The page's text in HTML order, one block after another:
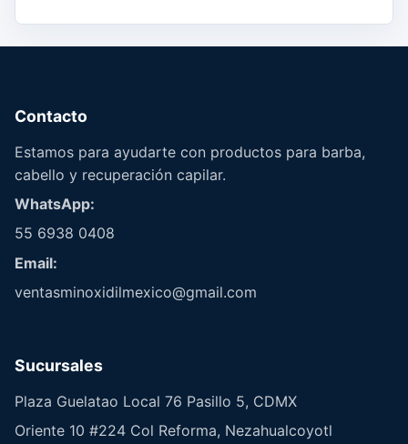
Contacto
Estamos para ayudarte con productos para barba,
cabello y recuperación capilar.
WhatsApp:
55 6938 0408
Email:
ventasminoxidilmexico@gmail.com
Sucursales
Plaza Guelatao Local 76 Pasillo 5, CDMX
Oriente 10 #224 Col Reforma, Nezahualcoyotl